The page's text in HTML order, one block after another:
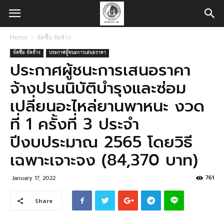
Home จัดซื้อ จัดจ้าง
จัดซื้อ จัดจ้าง ประกาศผู้ชนะการเสนอราคา
ประกาศผู้ชนะการเสนอราคา
จ้างปรนนิบัติบำรุงและซ่อม
เปลี่ยนอะไหล่ยานพาหนะ งวด
ที่ 1 ครั้งที่ 3 ประจำ
ปีงบประมาณ 2565 โดยวิธี
เฉพาะเจาะจง (84,370 บาท)
January 17, 2022 761
Share